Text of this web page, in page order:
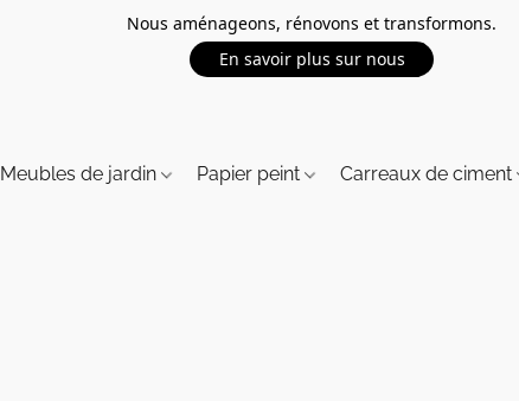
Nous aménageons, rénovons et transformons.
En savoir plus sur nous
Meubles de jardin Papier peint Carreaux de ciment